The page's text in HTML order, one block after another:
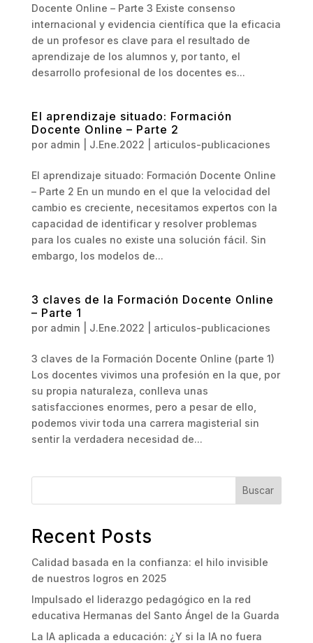
Docente Online – Parte 3 Existe consenso
internacional y evidencia científica que la eficacia
de un profesor es clave para el resultado de
aprendizaje de los alumnos y, por tanto, el
desarrollo profesional de los docentes es...
El aprendizaje situado: Formación
Docente Online – Parte 2
por admin J.Ene.2022 articulos-publicaciones
El aprendizaje situado: Formación Docente Online
– Parte 2 En un mundo en el que la velocidad del
cambio es creciente, necesitamos expertos con la
capacidad de identificar y resolver problemas
para los cuales no existe una solución fácil. Sin
embargo, los modelos de...
3 claves de la Formación Docente Online
– Parte 1
por admin J.Ene.2022 articulos-publicaciones
3 claves de la Formación Docente Online (parte 1)
Los docentes vivimos una profesión en la que, por
su propia naturaleza, conlleva unas
satisfacciones enormes, pero a pesar de ello,
podemos vivir toda una carrera magisterial sin
sentir la verdadera necesidad de...
Buscar
Recent Posts
Calidad basada en la confianza: el hilo invisible
de nuestros logros en 2025
Impulsado el liderazgo pedagógico en la red
educativa Hermanas del Santo Ángel de la Guarda
La IA aplicada a educación: ¿Y si la IA no fuera